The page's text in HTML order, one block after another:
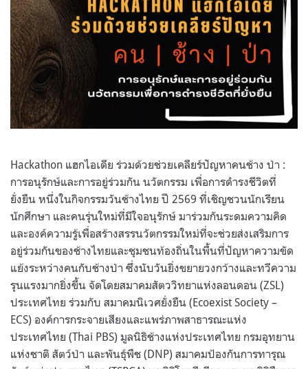
Hackathon แฮกไอเดีย ร่วมด้วยช่วยเคลียร์ปัญหาคนช้าง ป่า :
การอนุรักษ์และการอยู่ร่วมกัน นวัตกรรม เพื่อการดำรงชีวิตที่
ยั่งยืน หนึ่งในกิจกรรมวันช้างไทย ปี 2569 ที่เชิญชวนนักเรียน
นักศึกษา และคนรุ่นใหม่ที่มีใจอนุรักษ์ มาร่วมกันระดมความคิด
และองค์ความรู้เพื่อสร้างสรรนวัตกรรมใหม่ที่จะช่วยส่งเสริมการ
อยู่ร่วมกันของช้างไทยและชุมชนท้องถิ่นในพื้นที่ปัญหาความขัด
แย้งระหว่างคนกับช้างป่า ซึ่งนับวันยิ่งขยายวงกว้างและทวีความ
รุนแรงมากยิ่งขึ้น จัดโดยสมาคมสัตววิทยาแห่งลอนดอน (ZSL)
ประเทศไทย ร่วมกับ สมาคมนิเวศยั่งยืน (Ecoexist Society –
ECS) องค์การกระจายเสียงและแพร่ภาพสาธารณะแห่ง
ประเทศไทย (Thai PBS) มูลนิธิช้างแห่งประเทศไทย กรมอุทยาน
แห่งชาติ สัตว์ป่า และพันธุ์พืช (DNP) สมาคมป้องกันการทารุณ